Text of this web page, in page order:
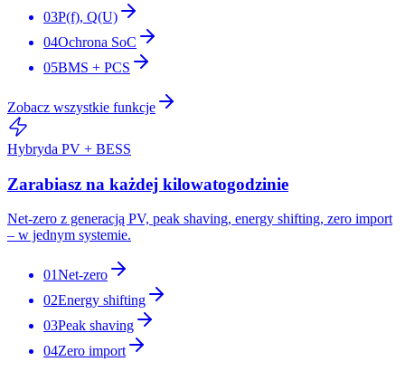
03P(f), Q(U)
04Ochrona SoC
05BMS + PCS
Zobacz wszystkie funkcje
Hybryda PV + BESS
Zarabiasz na każdej kilowatogodzinie
Net-zero z generacją PV, peak shaving, energy shifting, zero import
– w jednym systemie.
01Net-zero
02Energy shifting
03Peak shaving
04Zero import